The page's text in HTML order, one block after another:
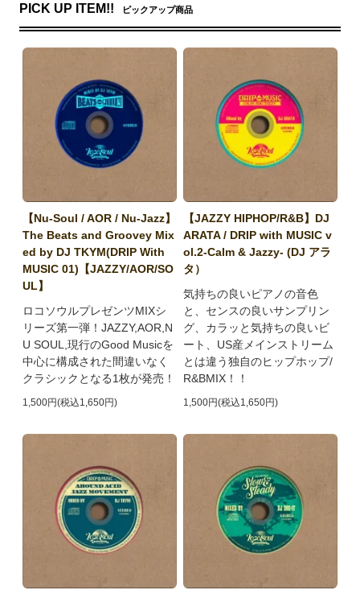
PICK UP ITEM!! ピックアップ商品
【Nu-Soul / AOR / Nu-Jazz】
The Beats and Groovey Mix
ed by DJ TKYM(DRIP With
MUSIC 01)【JAZZY/AOR/SO
UL】
ロコソウルプレゼンツMIXシ
リーズ第一弾！JAZZY,AOR,N
U SOUL,現行のGood Musicを
中心に構成された間違いなく
クラシックとなる1枚が発売！
1,500円(税込1,650円)
【JAZZY HIPHOP/R&B】DJ
ARATA / DRIP with MUSIC v
ol.2-Calm & Jazzy- (DJ アラ
タ）
気持ちの良いピアノの音色
と、センスの良いサンプリン
グ、カラッと気持ちの良いビ
ート、US産メインストリーム
とは違う独自のヒップホップ/
R&BMIX！！
1,500円(税込1,650円)